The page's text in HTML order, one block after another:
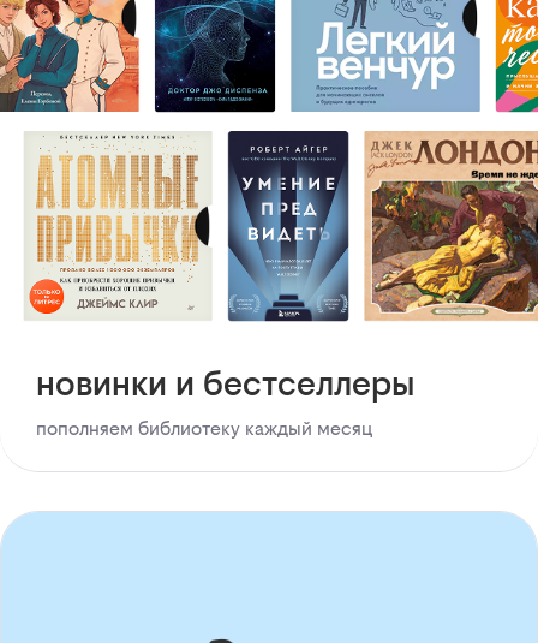
новинки и бестселлеры
пополняем библиотеку каждый месяц